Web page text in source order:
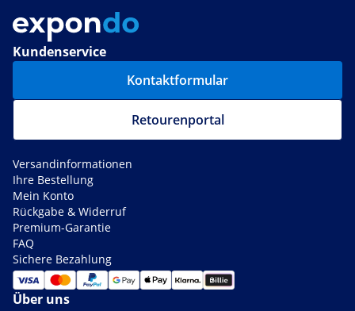
Kundenservice
Kontaktformular
Retourenportal
Versandinformationen
Ihre Bestellung
Mein Konto
Rückgabe & Widerruf
Premium-Garantie
FAQ
Sichere Bezahlung
Über uns